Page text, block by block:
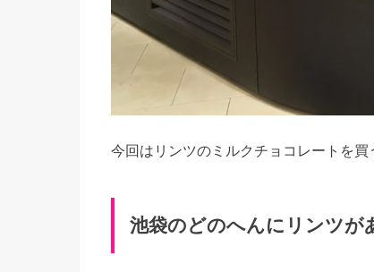
今回はリンツのミルクチョコレートを買
池袋のどのへんにリンツが